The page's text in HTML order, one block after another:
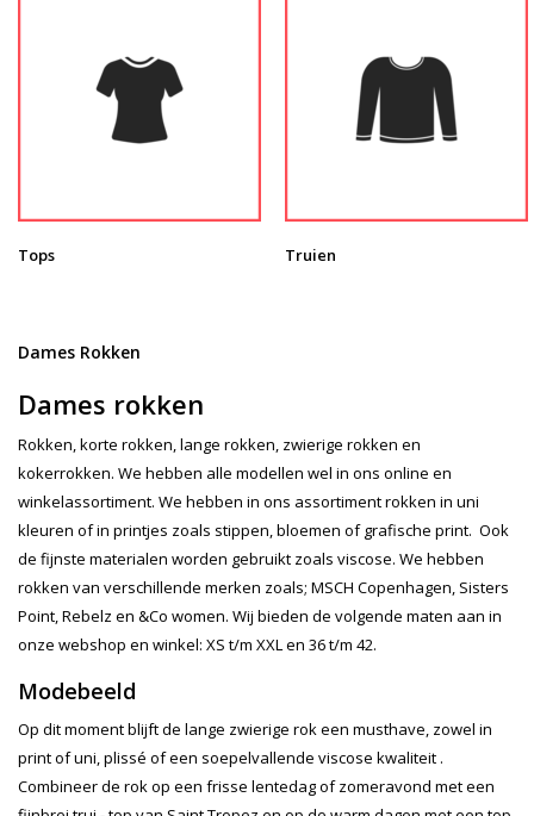
Tops Truien
Dames Rokken
Dames rokken
Rokken, korte rokken, lange rokken, zwierige rokken en
kokerrokken. We hebben alle modellen wel in ons online en
winkelassortiment. We hebben in ons assortiment rokken in uni
kleuren of in printjes zoals stippen, bloemen of grafische print. Ook
de fijnste materialen worden gebruikt zoals viscose. We hebben
rokken van verschillende merken zoals; MSCH Copenhagen, Sisters
Point, Rebelz en &Co women. Wij bieden de volgende maten aan in
onze webshop en winkel: XS t/m XXL en 36 t/m 42.
Modebeeld
Op dit moment blijft de lange zwierige rok een musthave, zowel in
print of uni, plissé of een soepelvallende viscose kwaliteit .
Combineer de rok op een frisse lentedag of zomeravond met een